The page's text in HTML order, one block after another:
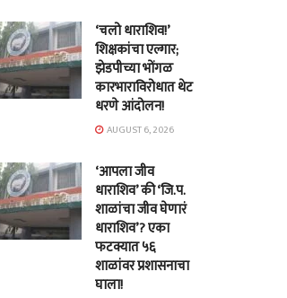
‘चलो धाराशिव!’
शिक्षकांचा एल्गार;
झेडपीच्या भोंगळ
कारभाराविरोधात थेट
धरणे आंदोलन!
AUGUST 6, 2026
‘आपला जीव
धाराशिव’ की ‘जि.प.
शाळांचा जीव घेणारं
धाराशिव’? एका
फटक्यात ५६
शाळांवर प्रशासनाचा
घाला!